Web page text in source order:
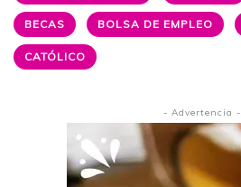
BECAS BOLSA DE EMPLEO
CATÓLICO
- Advertencia -